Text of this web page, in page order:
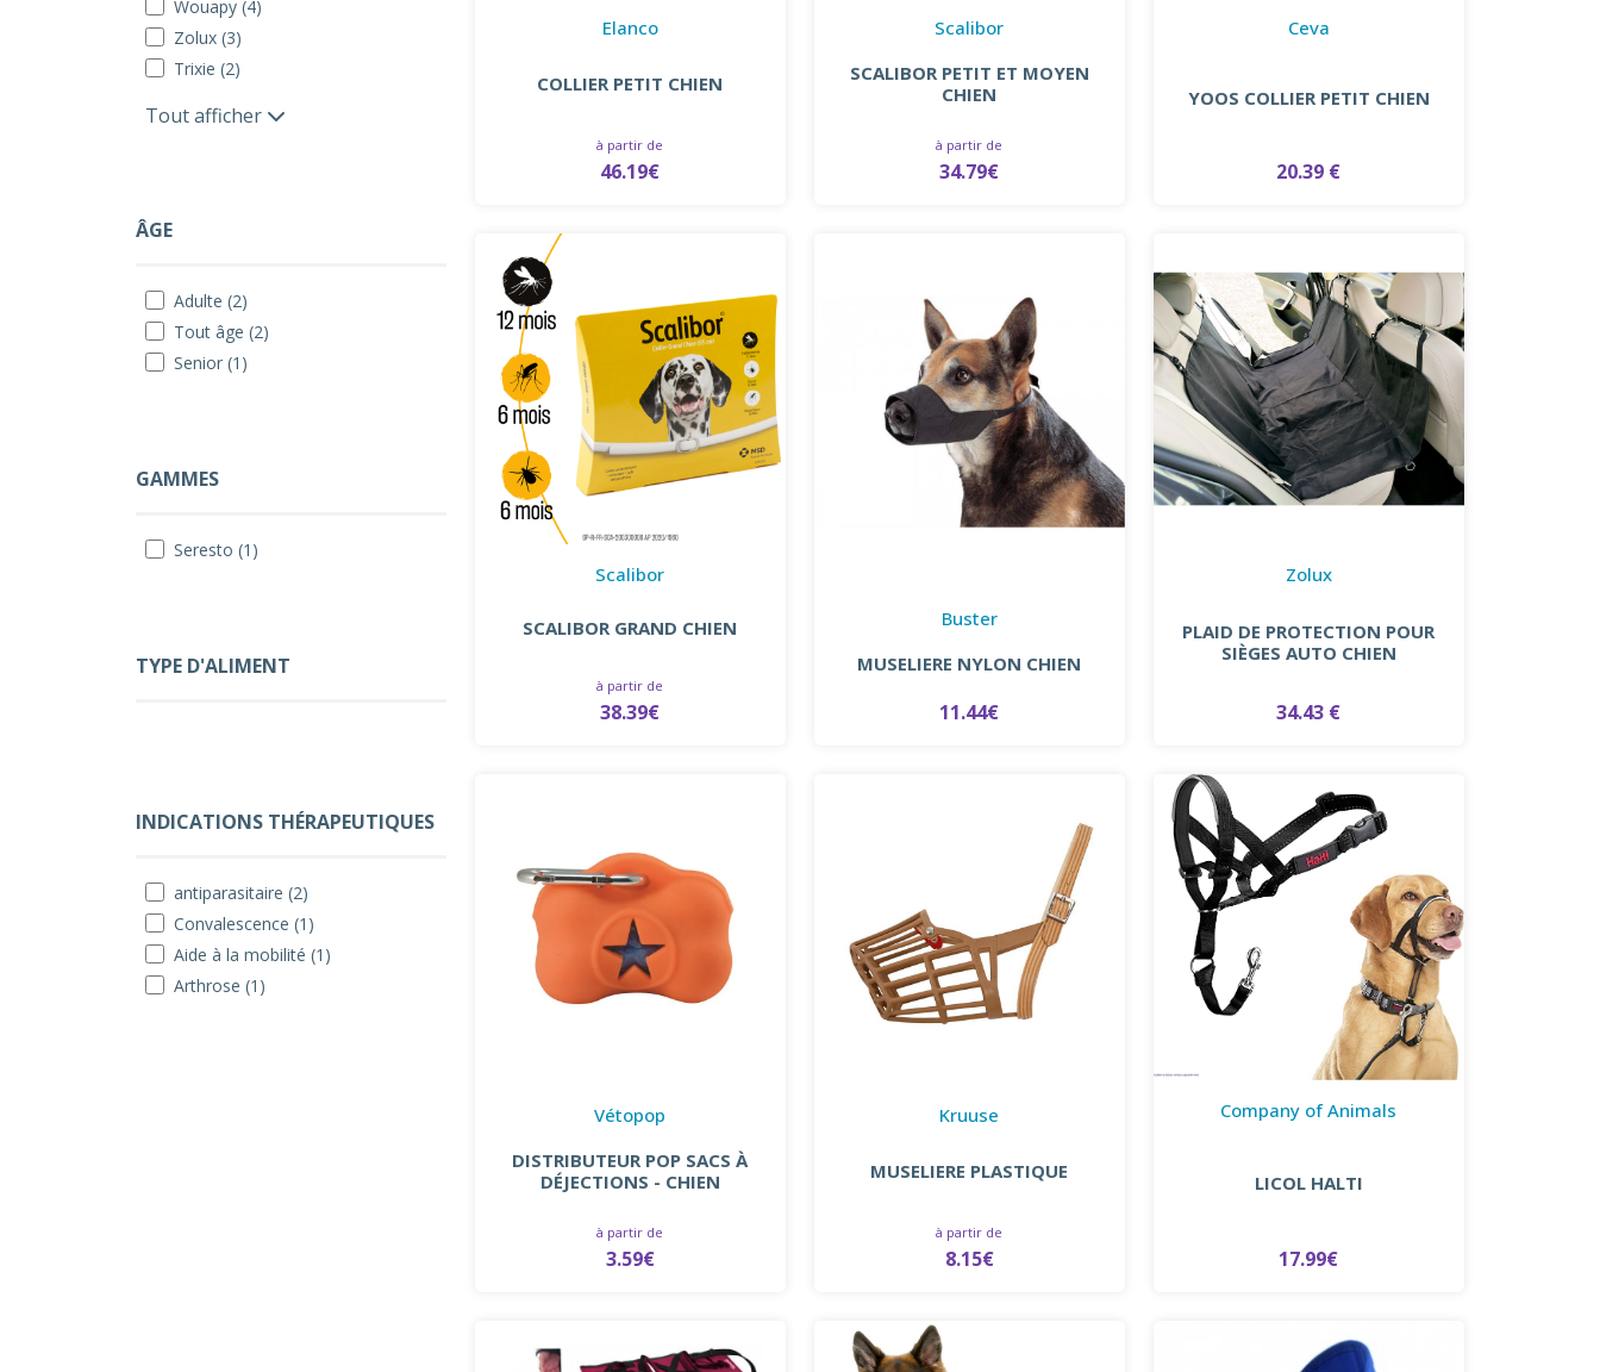
Wouapy (4)
Zolux (3)
Trixie (2)
Tout afficher
ÂGE
Adulte (2)
Tout âge (2)
Senior (1)
GAMMES
Seresto (1)
TYPE D'ALIMENT
INDICATIONS THÉRAPEUTIQUES
antiparasitaire (2)
Convalescence (1)
Aide à la mobilité (1)
Arthrose (1)
Elanco
COLLIER PETIT CHIEN
à partir de
46.19€
Scalibor
SCALIBOR PETIT ET MOYEN
CHIEN
à partir de
34.79€
Ceva
YOOS COLLIER PETIT CHIEN
20.39 €
Scalibor
SCALIBOR GRAND CHIEN
à partir de
38.39€
Buster
MUSELIERE NYLON CHIEN
11.44€
Zolux
PLAID DE PROTECTION POUR
SIÈGES AUTO CHIEN
34.43 €
Vétopop
DISTRIBUTEUR POP SACS À
DÉJECTIONS - CHIEN
à partir de
3.59€
Kruuse
MUSELIERE PLASTIQUE
à partir de
8.15€
Company of Animals
LICOL HALTI
17.99€